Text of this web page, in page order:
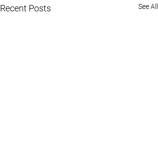
Recent Posts See All